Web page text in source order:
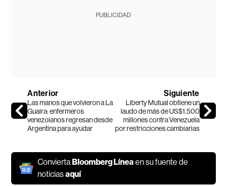
PUBLICIDAD
Anterior
Las manos que volvieron a La
Guaira: enfermeros
venezolanos regresan desde
Argentina para ayudar
Siguiente
Liberty Mutual obtiene un
laudo de más de US$1.500
millones contra Venezuela
por restricciones cambiarias
ConviertaBloomberg Líneaen su fuente de
noticiasaquí